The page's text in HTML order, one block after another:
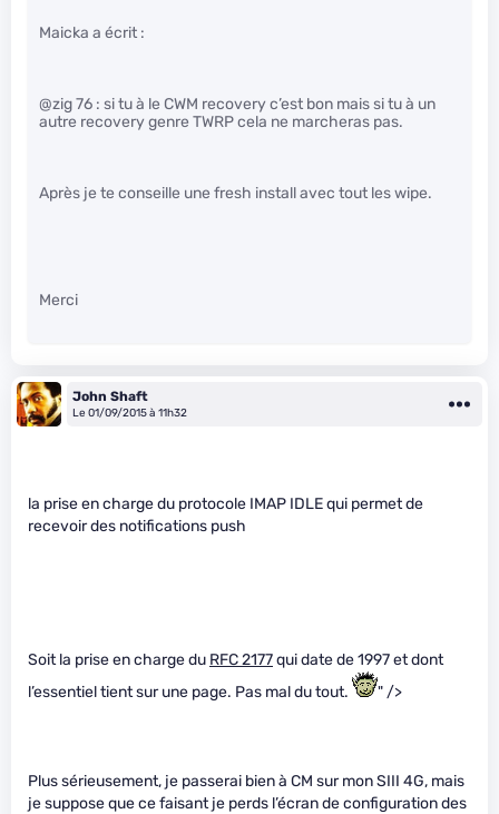
Maicka a écrit :
@zig 76 : si tu à le CWM recovery c’est bon mais si tu à un
autre recovery genre TWRP cela ne marcheras pas.
Après je te conseille une fresh install avec tout les wipe.
Merci
John Shaft
Le 01/09/2015 à 11h32
la prise en charge du protocole IMAP IDLE qui permet de
recevoir des notifications push
Soit la prise en charge du RFC 2177qui date de 1997 et dont
l’essentiel tient sur une page. Pas mal du tout.
" />
Plus sérieusement, je passerai bien à CM sur mon SIII 4G, mais
je suppose que ce faisant je perds l’écran de configuration des